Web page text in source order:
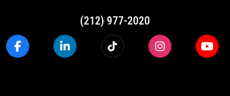
(212) 977-2020